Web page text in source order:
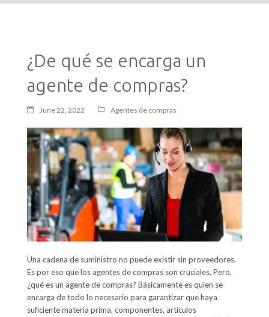
¿De qué se encarga un
agente de compras?
June 22, 2022 Agentes de compras
Una cadena de suministro no puede existir sin proveedores.
Es por eso que los agentes de compras son cruciales. Pero,
¿qué es un agente de compras? Básicamente es quien se
encarga de todo lo necesario para garantizar que haya
suficiente materia prima, componentes, artículos